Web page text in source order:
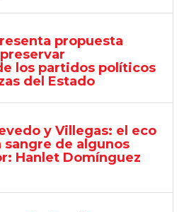
propuesta
los partidos políticos
del Estado
y Villegas: el eco
sangre de algunos
Hanlet Domínguez